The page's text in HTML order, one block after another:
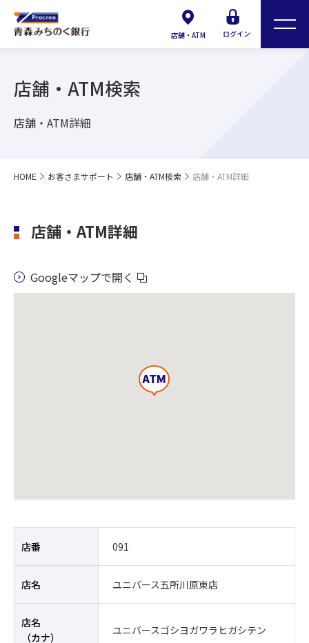
店舗・ATM ログイン
店舗・ATM検索
店舗・ATM詳細
HOME お客さまサポート 店舗・ATM検索 店舗・ATM詳細
店舗・ATM詳細
Googleマップで開く
店番 091
店名 ユニバース五所川原東店
店名
（カナ）
ユニバースゴシヨガワラヒガシテン